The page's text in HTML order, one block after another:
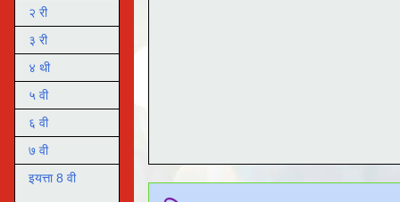
२ री
३ री
४ थी
५ वी
६ वी
७ वी
इयत्ता 8 वी